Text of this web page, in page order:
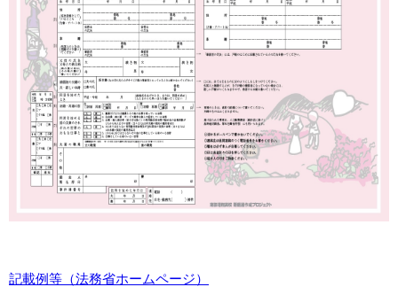
記載例等（法務省ホームページ）